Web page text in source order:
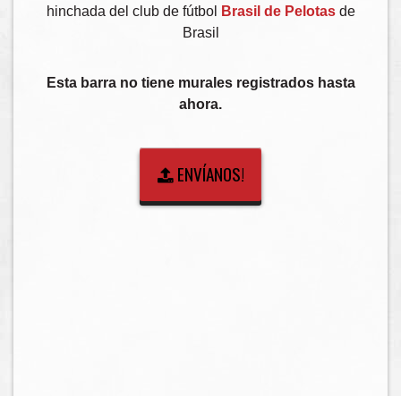
hinchada del club de fútbol Brasil de Pelotasde
Brasil
Esta barra no tiene murales registrados hasta
ahora.
ENVÍANOS!